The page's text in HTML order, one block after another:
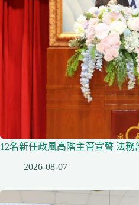
12名新任政風高階主管宣誓 法務
2026-08-07